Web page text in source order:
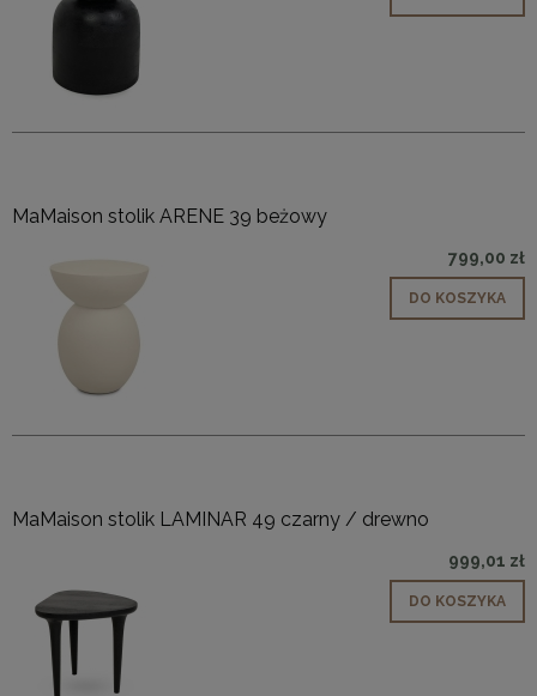
MaMaison stolik ARENE 39 beżowy
799,00 zł
DO KOSZYKA
MaMaison stolik LAMINAR 49 czarny / drewno
999,01 zł
DO KOSZYKA